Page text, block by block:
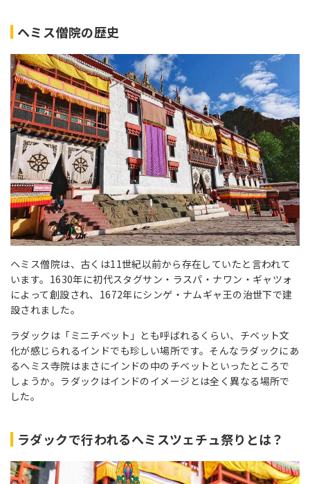
ヘミス僧院の歴史
ヘミス僧院は、古くは11世紀以前から存在していたと言われて
います。1630年に初代スタグサン・ラスパ・ナワン・ギャツォ
によって創設され、1672年にシンゲ・ナムギャ王の治世下で建
設されました。
ラダックは「ミニチベット」とも呼ばれるくらい、チベット文
化が感じられるインドでも珍しい場所です。そんなラダックにあ
るへミス寺院はまさにインドの中のチベットといったところで
しょうか。ラダックはインドのイメージとは全く異なる場所で
した。
ラダックで行われるへミスツェチュ祭りとは？